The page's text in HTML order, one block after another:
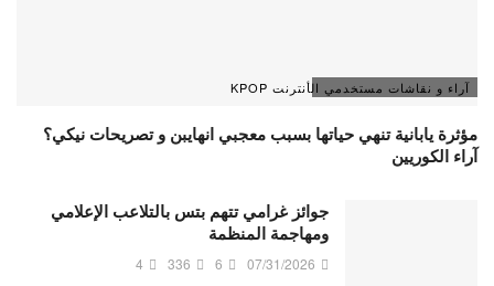
آراء و نقاشات مستخدمي الأنترنت KPOP
مؤثرة يابانية تنهي حياتها بسبب معجبي انهايبن و تصريحات نيكي؟
آراء الكوريين
جوائز غرامي تتهم بتس بالتلاعب الإعلامي
ومهاجمة المنظمة
07/31/2026
6
336
4